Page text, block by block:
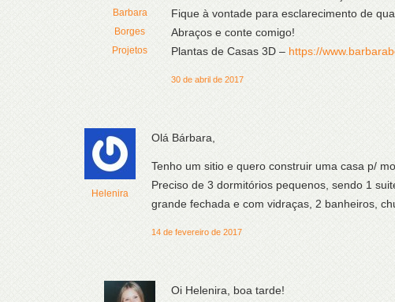
Barbara
Borges
Projetos
Fique à vontade para esclarecimento de
Abraços e conte comigo!
Plantas de Casas 3D – https://
30 de abril de 2017
Helenira
Olá Bárbara,
Tenho um sitio e quero construir uma casa p/
Preciso de 3 dormitórios pequenos, sendo 1
grande fechada e com vidraças, 2 banheiros,
14 de fevereiro de 2017
Oi Helenira, boa tarde!